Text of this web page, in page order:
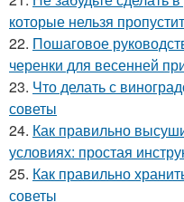
которые нельзя
22. Пошаговое
черенки для весенней
23. Что делать с
советы
24. Как правильно
условиях: простая
25. Как правильно
советы